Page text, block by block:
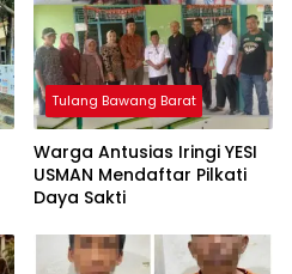
Tulang Bawang Barat
Warga Antusias Iringi YESI
USMAN Mendaftar Pilkati
Daya Sakti